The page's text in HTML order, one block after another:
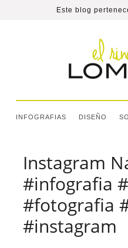
Este blog
INFOGRAFIAS DISEÑO
Instagram
#infografia
#fotografia
#instagram